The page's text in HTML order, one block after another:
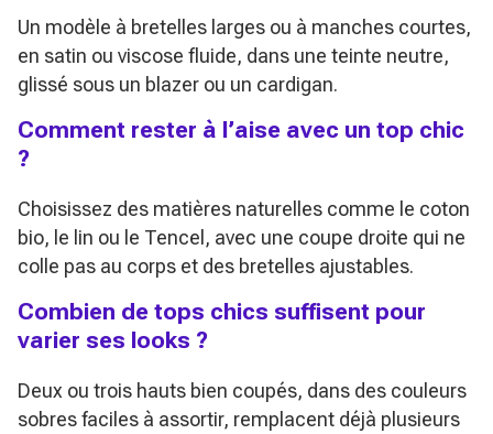
Un modèle à bretelles larges ou à manches courtes,
en satin ou viscose fluide, dans une teinte neutre,
glissé sous un blazer ou un cardigan.
Comment rester à l’aise avec un top chic
?
Choisissez des matières naturelles comme le coton
bio, le lin ou le Tencel, avec une coupe droite qui ne
colle pas au corps et des bretelles ajustables.
Combien de tops chics suffisent pour
varier ses looks ?
Deux ou trois hauts bien coupés, dans des couleurs
sobres faciles à assortir, remplacent déjà plusieurs